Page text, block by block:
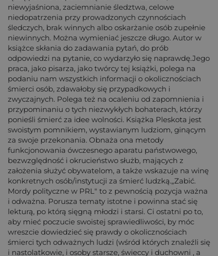
niewyjaśniona, zaciemnianie śledztwa, celowe
niedopatrzenia przy prowadzonych czynnościach
śledczych, brak winnych albo oskarżanie osób zupełnie
niewinnych. Można wymieniać jeszcze długo. Autor w
książce skłania do zadawania pytań, do prób
odpowiedzi na pytanie, co wydarzyło się naprawdę.Jego
praca, jako pisarza, jako twórcy tej książki, polega na
podaniu nam wszystkich informacji o okolicznościach
śmierci osób, zdawałoby się przypadkowych i
zwyczajnych. Polega też na ocaleniu od zapomnienia i
przypominaniu o tych niezwykłych bohaterach, którzy
ponieśli śmierć za idee wolności. Książka Pleskota jest
swoistym pomnikiem, wystawianym ludziom, ginącym
za swoje przekonania. Obnaża ona metody
funkcjonowania ówczesnego aparatu państwowego,
bezwzględność i okrucieństwo służb, mających z
założenia służyć obywatelom, a także wskazuje na winę
konkretnych osób/instytucji za śmierć ludzką.„Zabić.
Mordy polityczne w PRL" to z pewnością pozycja ważna
i odważna. Porusza tematy istotne i powinna stać się
lekturą, po którą sięgną młodzi i starsi. Ci ostatni po to,
aby mieć poczucie swoistej sprawiedliwości, by móc
wreszcie dowiedzieć się prawdy o okolicznościach
śmierci tych odważnych ludzi (wśród których znaleźli się
i nastolatkowie, i osoby starsze, świeccy i duchowni , a